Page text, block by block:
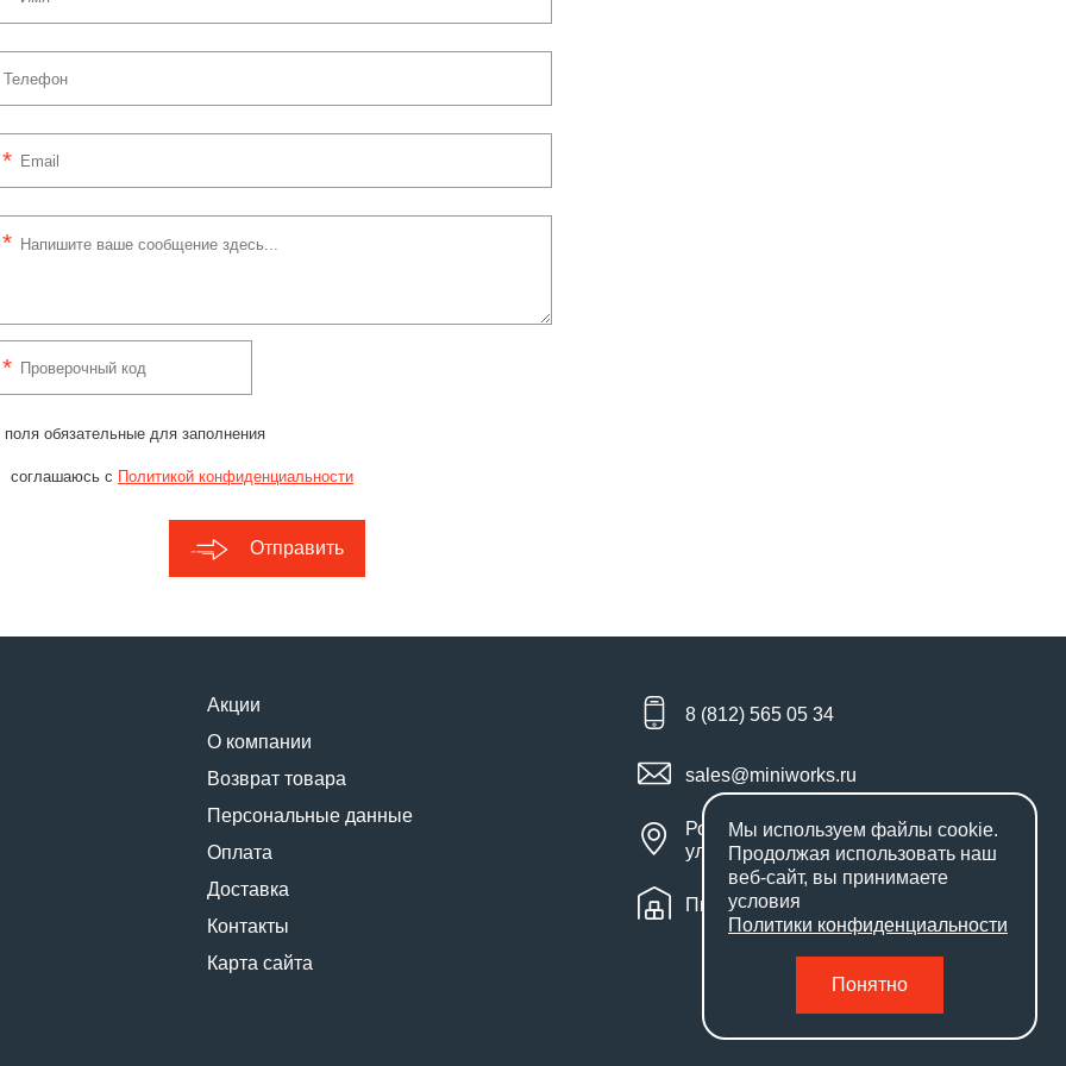
обязательные для заполнения
соглашаюсь с Политикой конфиденциальности
Отправить
Акции
О компании
Возврат товара
Персональные данные
Оплата
Доставка
Контакты
Карта сайта
8 (812) 565 05 34
sales@miniworks.ru
Россия, Санкт-Петербург,
улица Маршала Новикова, 28Е
Пн – Пт: с 9:00 до 18:00
Мы используем файлы cookie.
Продолжая использовать наш
веб-сайт, вы принимаете
условия
Политики конфиденциальности
Понятно